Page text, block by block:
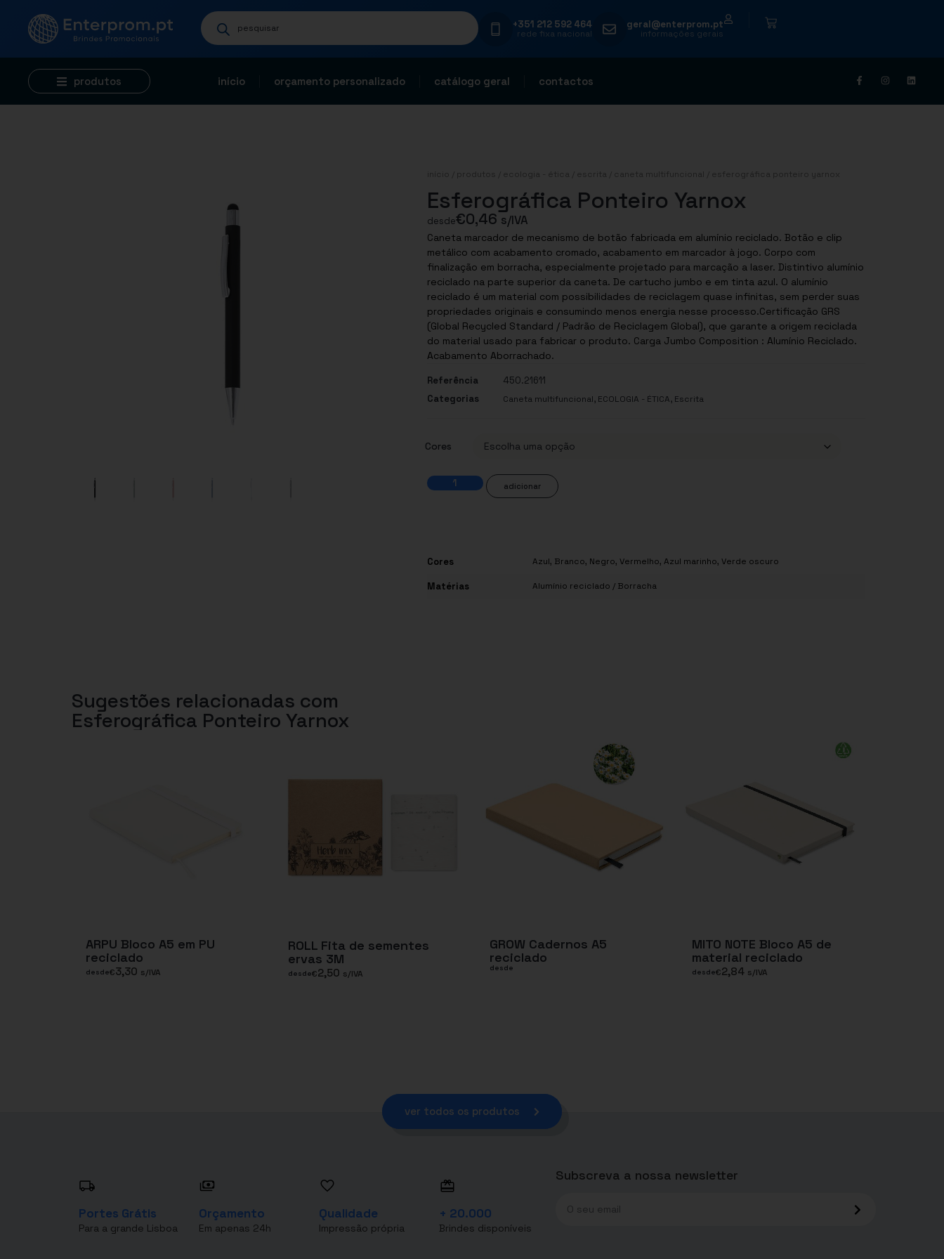
+351 212 592 464
rede fixa nacional
geral@enterprom.pt
informações gerais
produtos início orçamento personalizado catálogo geral contactos
início produtos ecologia - ética escrita caneta multifuncional / esferográfica ponteiro yarnox
Esferográfica Ponteiro Yarnox
desde€0,46 s/IVA
Caneta marcador de mecanismo de botão fabricada em alumínio reciclado. Botão e clip
metálico com acabamento cromado, acabamento em marcador à jogo. Corpo com
finalização em borracha, especialmente projetado para marcação a laser. Distintivo alumínio
reciclado na parte superior da caneta. De cartucho jumbo e em tinta azul. O alumínio
reciclado é um material com possibilidades de reciclagem quase infinitas, sem perder suas
propriedades originais e consumindo menos energia nesse processo.Certificação GRS
(Global Recycled Standard / Padrão de Reciclagem Global), que garante a origem reciclada
do material usado para fabricar o produto. Carga Jumbo Composition : Alumínio Reciclado.
Acabamento Aborrachado.
Referência
450.21611
Categorias
Caneta multifuncional, ECOLOGIA - ÉTICA, Escrita
Cores
adicionar
Cores Azul, Branco, Negro, Vermelho, Azul marinho, Verde oscuro
Matérias Alumínio reciclado / Borracha
Sugestões relacionadas com
Esferográfica Ponteiro Yarnox
ARPU Bloco A5 em PU
reciclado
desde€3,30 s/IVA
ROLL Fita de sementes
ervas 3M
desde€2,50 s/IVA
GROW Cadernos A5
reciclado
desde
MITO NOTE Bloco A5 de
material reciclado
desde€2,84 s/IVA
ver todos os produtos
Portes Grátis
Para a grande Lisboa
Orçamento
Em apenas 24h
Qualidade
Impressão própria
+ 20.000
Brindes disponíveis
Subscreva a nossa newsletter